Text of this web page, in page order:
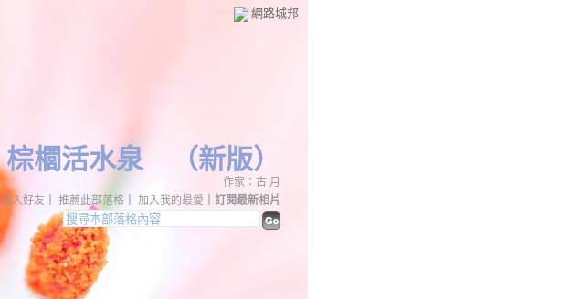
網路城邦
棕櫚活水泉 （新版）
加入好友 推薦此部落格 加入我的最愛 訂閱最新相片
作家：古 月